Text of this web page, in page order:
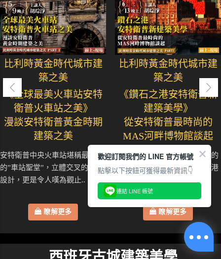
比利時黃金時代城市建
築之美
《全球最美火車站安特
衛普火車站之美》
漫談安特衛普黃金時期
建築之美
安特衛普中央火車站堪稱最美麗
的”車站聖堂”，立體交叉的月台
設計，更是令人嘆為觀止..
瞭解更多
比利時黃金時代城市建
築之美
《鑽石之港安特衛普新
建築美學》
從安特衛普最時尚的
MAS河畔博物館談起
體驗安特衛普當地人週日喜愛的
美學生活，一起來探索鑽石之港
瞭解更多
歡迎訂閱我們的 LINE 官方帳號
點擊以下按鈕可獲得最新資訊👇
連結 LINE 帳號